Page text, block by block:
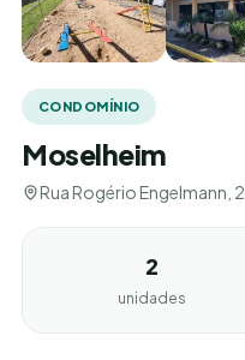
CONDOMÍNIO
Moselheim
Rua Rogério Engelmann,
2
unidades